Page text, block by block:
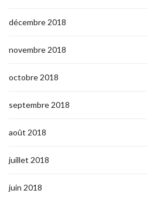
décembre 2018
novembre 2018
octobre 2018
septembre 2018
août 2018
juillet 2018
juin 2018